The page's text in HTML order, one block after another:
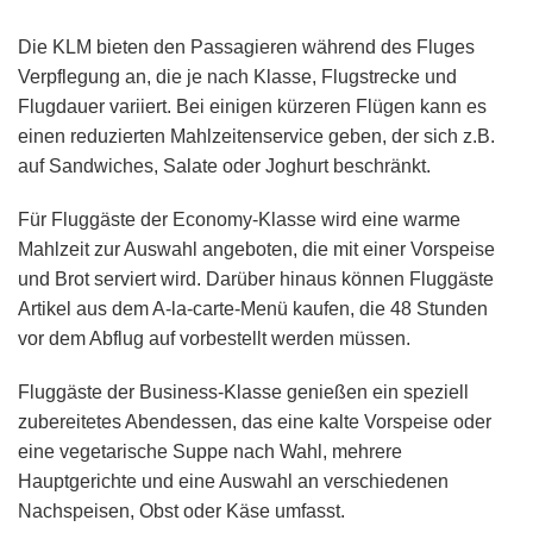
Die KLM bieten den Passagieren während des Fluges
Verpflegung an, die je nach Klasse, Flugstrecke und
Flugdauer variiert. Bei einigen kürzeren Flügen kann es
einen reduzierten Mahlzeitenservice geben, der sich z.B.
auf Sandwiches, Salate oder Joghurt beschränkt.
Für Fluggäste der Economy-Klasse wird eine warme
Mahlzeit zur Auswahl angeboten, die mit einer Vorspeise
und Brot serviert wird. Darüber hinaus können Fluggäste
Artikel aus dem A-la-carte-Menü kaufen, die 48 Stunden
vor dem Abflug auf vorbestellt werden müssen.
Fluggäste der Business-Klasse genießen ein speziell
zubereitetes Abendessen, das eine kalte Vorspeise oder
eine vegetarische Suppe nach Wahl, mehrere
Hauptgerichte und eine Auswahl an verschiedenen
Nachspeisen, Obst oder Käse umfasst.